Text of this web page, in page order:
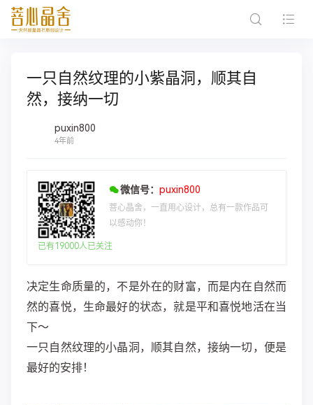
一只自然纹理的小紫晶洞，顺其自
然，接纳一切
puxin800
4年前
微信号： puxin800
菩心晶舍，一直用心设计，总有一款作品可
以感动你！
已有19000人已关注
决定生命质量的，不是外在的财富，而是内在自然而
然的喜悦，生命最好的状态，就是平和喜悦地活在当
下～
一只自然纹理的小晶洞，顺其自然，接纳一切，便是
最好的安排！